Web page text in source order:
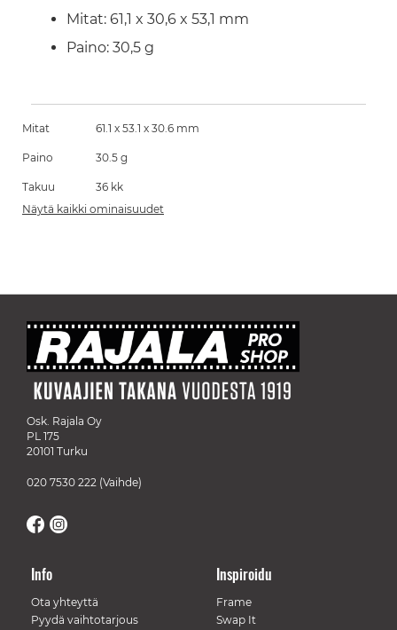
Mitat: 61,1 x 30,6 x 53,1 mm
Paino: 30,5 g
Mitat 61.1 x 53.1 x 30.6 mm
Paino 30.5 g
Takuu
36 kk
Näytä kaikki ominaisuudet
Osk. Rajala Oy
PL 175
20101 Turku
020 7530 222 (Vaihde)
Info
Ota yhteyttä
Pyydä vaihtotarjous
Inspiroidu
Frame
Swap It